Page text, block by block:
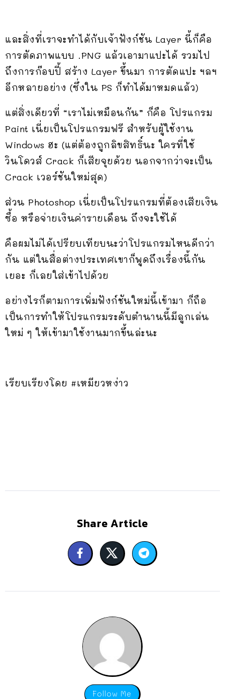
และสิ่งที่เราจะทำได้กับเจ้าฟังก์ชัน Layer นี้ก็คือ
การตัดภาพแบบ .PNG แล้วเอามาแปะได้ รวมไป
ถึงการก๊อบปี้ สร้าง Layer ขึ้นมา การตัดแปะ ฯลฯ
อีกหลายอย่าง (ซึ่งใน PS ก็ทำได้มาหมดแล้ว)
แต่สิ่งเดียวที่ “เราไม่เหมือนกัน” ก็คือ โปรแกรม
Paint เนี่ยเป็นโปรแกรมฟรี สำหรับผู้ใช้งาน
Windows ฮะ (แต่ต้องถูกลิขสิทธิ์นะ ใครที่ใช้
วินโดวส์ Crack ก็เสียจุยด้วย นอกจากว่าจะเป็น
Crack เวอร์ชันใหม่สุด)
ส่วน Photoshop เนี่ยเป็นโปรแกรมที่ต้องเสียเงิน
ซื้อ หรือจ่ายเงินค่ารายเดือน ถึงจะใช้ได้
คือผมไม่ได้เปรียบเทียบนะว่าโปรแกรมไหนดีกว่า
กัน แต่ในสื่อต่างประเทศเขาก็พูดถึงเรื่องนี้กัน
เยอะ ก็เลยใส่เข้าไปด้วย
อย่างไรก็ตามการเพิ่มฟังก์ชันใหม่นี้เข้ามา ก็ถือ
เป็นการทำให้โปรแกรมระดับตำนานนี้มีลูกเล่น
ใหม่ ๆ ให้เข้ามาใช้งานมากขึ้นล่ะนะ
เรียบเรียงโดย #เหมียวหง่าว
Share Article
Follow Me